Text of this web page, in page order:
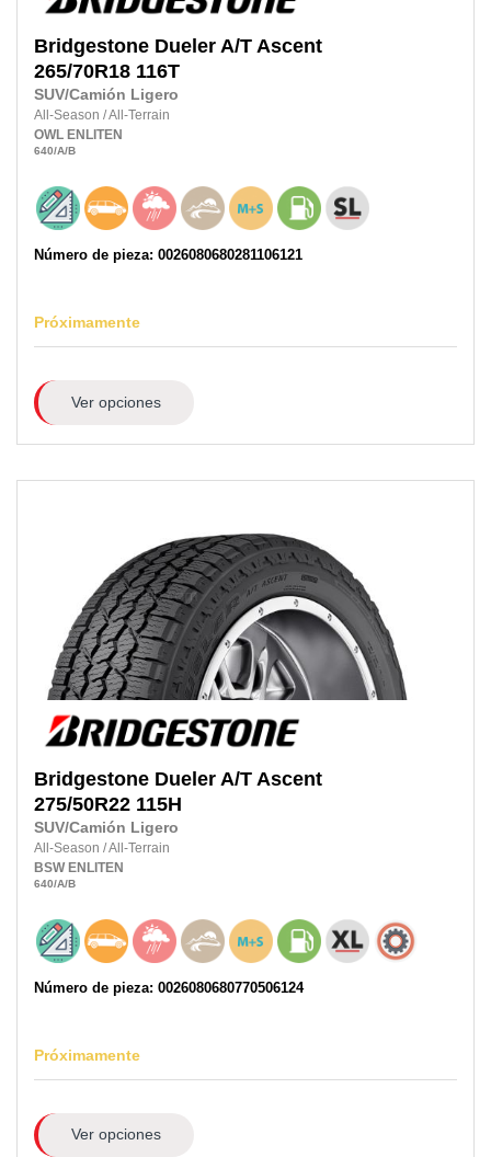
Bridgestone Dueler A/T Ascent
265/70R18 116T
SUV/Camión Ligero
All-Season /All-Terrain
OWL ENLITEN
640/A/B
Número de pieza: 0026080680281106121
Próximamente
Ver opciones
Bridgestone Dueler A/T Ascent
275/50R22 115H
SUV/Camión Ligero
All-Season /All-Terrain
BSW ENLITEN
640/A/B
Número de pieza: 0026080680770506124
Próximamente
Ver opciones